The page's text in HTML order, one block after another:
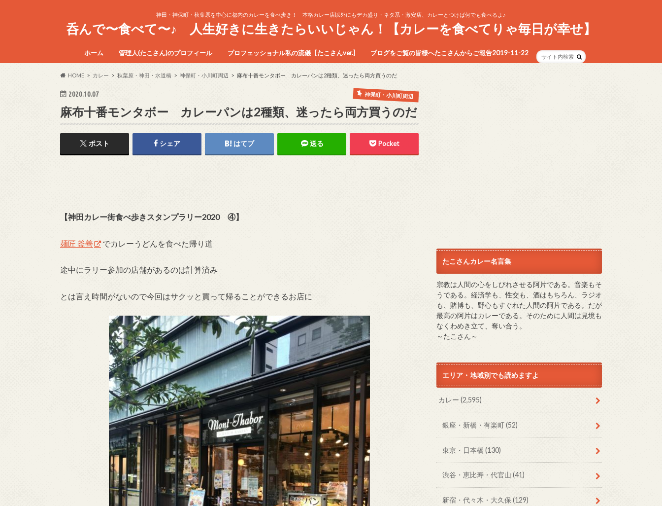
神田・神保町・秋葉原を中心に都内のカレーを食べ歩き！ 本格カレー店以外にもデカ盛り・ネタ系・激安店、カレーとつけば何でも食べるよ♪
呑んで〜食べて〜♪ 人生好きに生きたらいいじゃん！【カレーを食べてりゃ毎日が幸せ】
ホーム 管理人(たこさん)のプロフィール プロフェッショナル私の流儀【たこさんver.] ブログをご覧の皆様へたこさんからご報告2019-11-22
HOME カレー 秋葉原・神田・水道橋 神保町・小川町周辺 麻布十番モンタボー カレーパンは2種類、迷ったら両方買うのだ
2020.10.07 神保町・小川町周辺
麻布十番モンタボー カレーパンは2種類、迷ったら両方買うのだ
ポスト シェア はてブ 送る Pocket
【神田カレー街食べ歩きスタンプラリー2020 ④】
麺匠 釜善 でカレーうどんを食べた帰り道
途中にラリー参加の店舗があるのは計算済み
とは言え時間がないので今回はサクッと買って帰ることができるお店に
たこさんカレー名言集
宗教は人間の心をしびれさせる阿片である。音楽もそ
うである。経済学も、性交も、酒はもちろん、ラジオ
も、賭博も、野心もすぐれた人間の阿片である。だが
最高の阿片はカレーである。そのために人間は見境も
なくわめき立て、奪い合う。
～たこさん～
エリア・地域別でも読めますよ
カレー(2,595)
銀座・新橋・有楽町(52)
東京・日本橋 (130)
渋谷・恵比寿・代官山 (41)
新宿・代々木・大久保 (129)